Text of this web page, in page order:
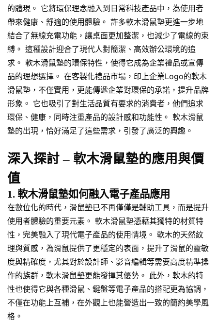
的體現。 它將環保理念融入到日常科技產品中，為使用者
帶來健康、舒適的使用體驗。 許多軟木滑鼠墊更進一步地
結合了無線充電功能，讓桌面更加整潔，也減少了電線的束
縛。 這種設計迎合了現代人對簡潔、高效辦公環境的追
求。 軟木滑鼠墊的環保特性，使得它成為企業禮品或宣傳
品的理想選擇。 在客製化禮品市場，印上企業Logo的軟木
滑鼠墊，不僅實用，更能傳遞企業對環保的承諾，提升品牌
形象。 它也吸引了對生活品質有要求的消費者，他們追求
環保、健康，同時注重產品的設計感和功能性。 軟木滑鼠
墊的出現，恰好滿足了這些需求，引發了廣泛的興趣。
深入探討 – 軟木滑鼠墊的應用與價
值
1. 軟木滑鼠墊如何融入電子產品應用
在數位化的時代，滑鼠墊已不再僅僅是輔助工具，而是提升
使用者體驗的重要元素。 軟木滑鼠墊憑藉其獨特的材質特
性，完美融入了現代電子產品的使用情境。 軟木的天然紋
理與質感，為滑鼠提供了更穩定的表面，提升了滑鼠的靈敏
度與精確度，尤其對於設計師、影音編輯等需要高度精準操
作的族群，軟木滑鼠墊更能發揮其優勢。 此外，軟木的特
性也使得它與各種滑鼠、鍵盤等電子產品的搭配更為協調，
不僅在功能上互補，在外觀上也能營造出一致的簡約美學風
格。